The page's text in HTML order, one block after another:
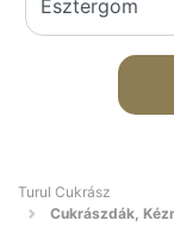
Turul Cukrász
Cukrászdák,